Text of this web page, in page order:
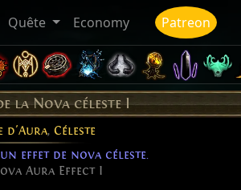
Quête Economy Patreon
la Nova céleste I
d'Aura, Céleste
effet de nova céleste.
Aura Effect I